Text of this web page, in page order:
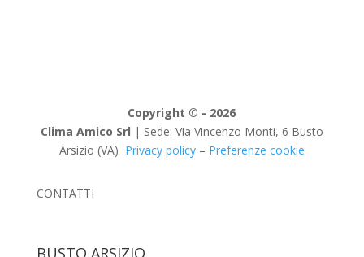
Copyright © - 2026
Clima Amico Srl | Sede: Via Vincenzo Monti, 6 Busto
Arsizio (VA) Privacy policy– Preferenze cookie
CONTATTI
BUSTO ARSIZIO